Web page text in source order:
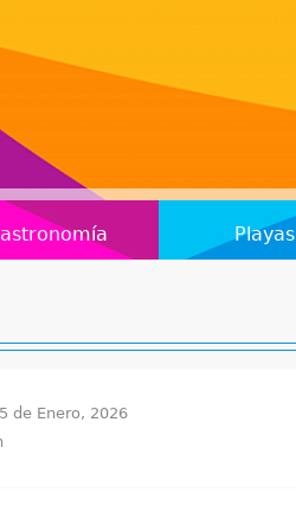
Playas
de Enero, 2026